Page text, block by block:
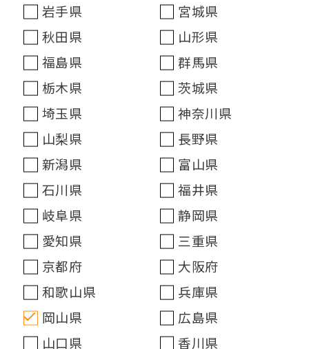
岩手県
宮城県
秋田県
山形県
福島県
群馬県
栃木県
茨城県
埼玉県
神奈川県
山梨県
長野県
新潟県
富山県
石川県
福井県
岐阜県
静岡県
愛知県
三重県
京都府
大阪府
和歌山県
兵庫県
岡山県
広島県
山口県
香川県